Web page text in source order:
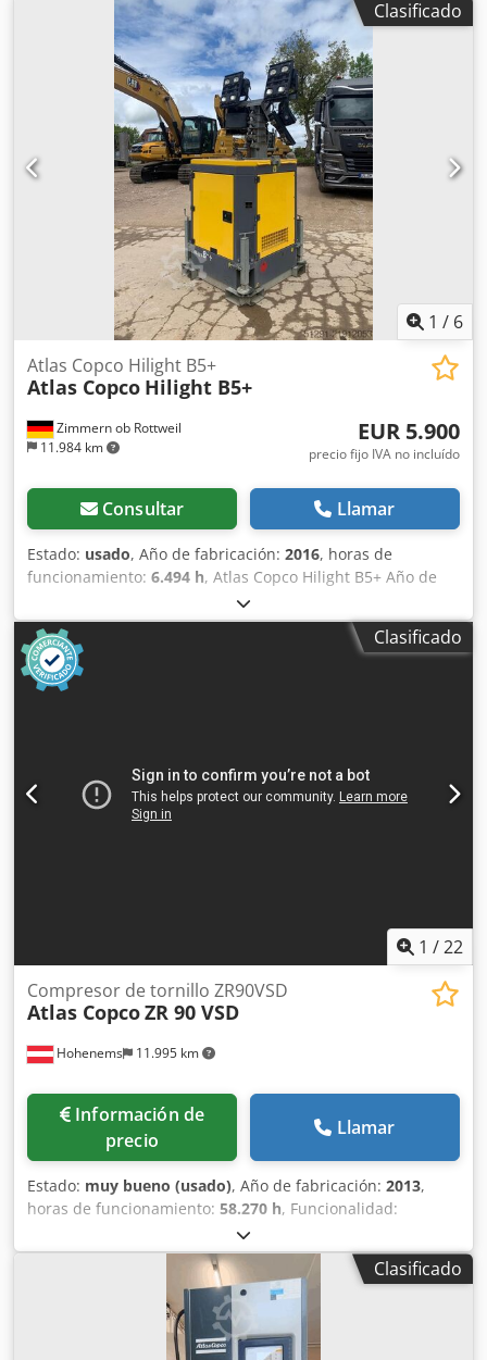
integrados. 45 kW 12,75 bar 8,67 m³/min Año de
fabricación: 2013 Horas de funcionamiento: 72.688 h
Clasificado
1 / 6
Zimmern ob Rottweil
11.984 km
Atlas Copco Hilight B5+
Atlas Copco Hilight B5+
EUR 5.900
precio fijo IVA no incluído
Consultar Llamar
Estado: usado, Año de fabricación: 2016, horas de
funcionamiento: 6.494 h, Atlas Copco Hilight B5+ Año de
fabricación: 2016 Horas de funcionamiento: 6.494 h
Iluminación LED: 4 × 350 W Cobertura de luz: hasta 5.000
m² Dedpey R Atzjfx Aflekr Peso: 981 kg
Clasificado
1 /22
Hohenems 11.995 km
Compresor de tornillo ZR90VSD
Atlas CopcoZR 90 VSD
Información de
precio
Llamar
Estado: muy bueno (usado), Año de fabricación: 2013,
horas de funcionamiento: 58.270 h, Funcionalidad:
, Compresor de tornillo sin aceite
Atlas Copco ZR90VSD Convertidor integrado 90 kW Djdpfx
Aezmwc Hoflekr 9 bares 15,50 m³/min Año de fabricación:
2013 Horas de funcionamiento: 58.270
Clasificado